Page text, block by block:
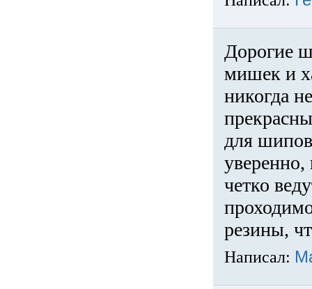
Дорогие
мишек и
никогда
для
четко
резины,
Написал: